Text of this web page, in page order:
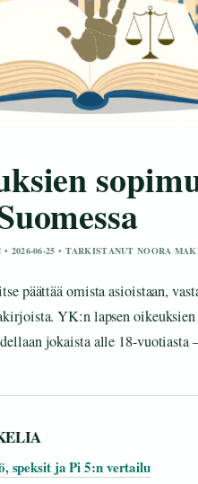
2026-06-25 • TARKISTANUT NOORA
päättää omista asioistaan,
YK:n lapsen
jokaista alle 18-vuotiasta
speksit ja Pi 5:n vertailu